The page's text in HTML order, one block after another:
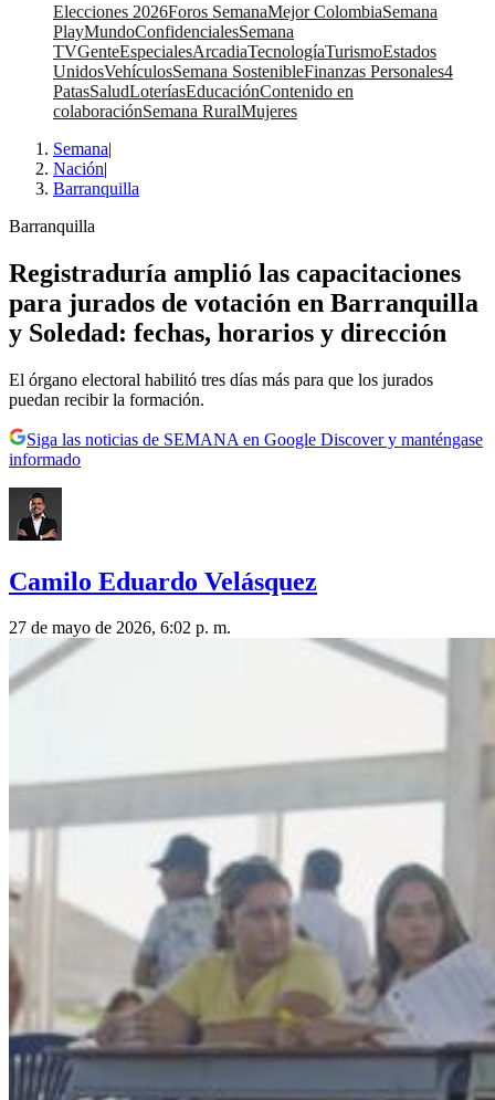
Elecciones 2026Foros SemanaMejor ColombiaSemana
PlayMundoConfidencialesSemana
TVGenteEspecialesArcadiaTecnologíaTurismoEstados
UnidosVehículosSemana SostenibleFinanzas Personales4
PatasSaludLoteríasEducaciónContenido en
colaboraciónSemana RuralMujeres
Semana|
Nación|
Barranquilla
Barranquilla
Registraduría amplió las capacitaciones
para jurados de votación en Barranquilla
y Soledad: fechas, horarios y dirección
El órgano electoral habilitó tres días más para que los jurados
puedan recibir la formación.
Siga las noticias de SEMANA en Google Discover y manténgase
informado
Camilo Eduardo Velásquez
27 de mayo de 2026, 6:02 p. m.